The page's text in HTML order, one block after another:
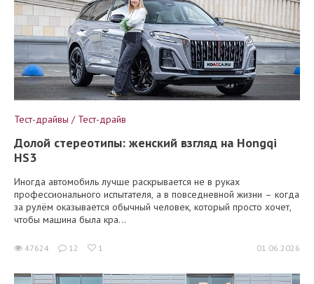
Тест-драйвы / Тест-драйв
Долой стереотипы: женский взгляд на Hongqi
HS3
Иногда автомобиль лучше раскрывается не в руках
профессионального испытателя, а в повседневной жизни – когда
за рулём оказывается обычный человек, который просто хочет,
чтобы машина была кра...
47624 12 1 01.06.2026